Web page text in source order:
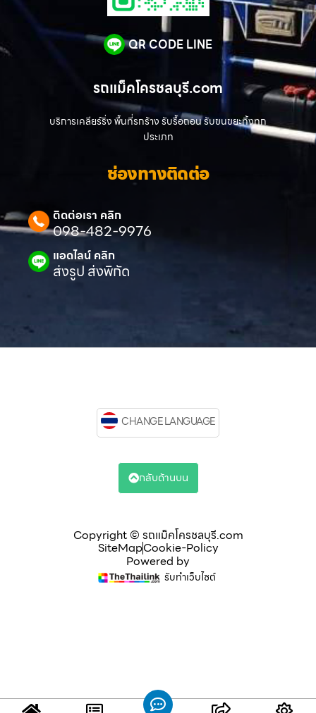
QR CODE LINE
รถแม็คโครชลบุรี.com
บริการเคลียร์ริ่ง พื้นที่รกร้าง รับรื้อถอน รับขนขยะทิ้งทุก
ประเภท
ช่องทางติดต่อ
ติดต่อเรา คลิก
098-482-9976
แอดไลน์ คลิก
ส่งรูป ส่งพิกัด
Copyright © รถแม็คโครชลบุรี.com
SiteMapCookie-Policy
Powered by
รับทำเว็บไซต์
CHANGE LANGUAGE
กลับด้านบน